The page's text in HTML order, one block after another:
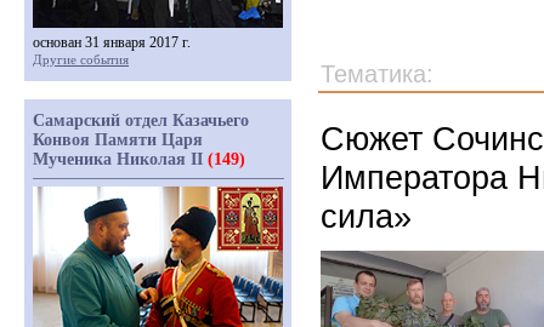
Тематика:
Сюжет
Императора
сила»
основан 31 января 2017 г.
Другие события
Самарский отдел Казачьего
Конвоя Памяти Царя
Мученика Николая II (149)